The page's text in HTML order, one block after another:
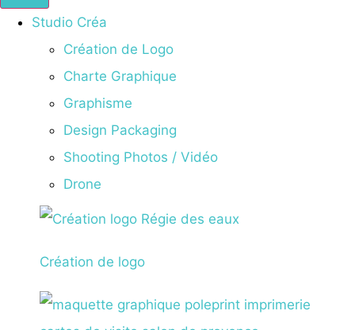
Studio Créa
Création de Logo
Charte Graphique
Graphisme
Design Packaging
Shooting Photos / Vidéo
Drone
Création de logo